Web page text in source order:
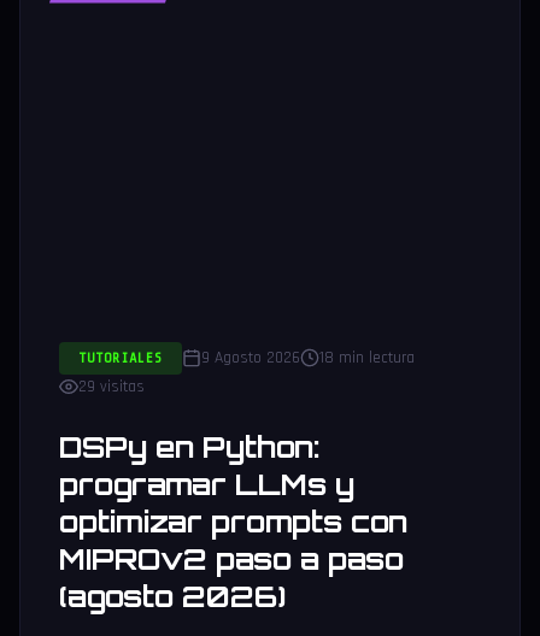
TUTORIALES 9 Agosto 2026
18 min lectura
29 visitas
DSPy en Python:
programar LLMs y
optimizar prompts con
MIPROv2 paso a paso
(agosto 2026)